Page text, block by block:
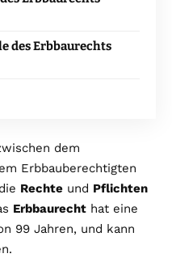
des Erbbaurechts
dem
Erbbauberechtigten
Rechte und Pflichten
Erbbaurecht hat eine
99 Jahren, und kann